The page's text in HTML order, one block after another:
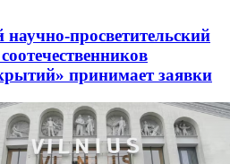
просветительский
принимает заявки